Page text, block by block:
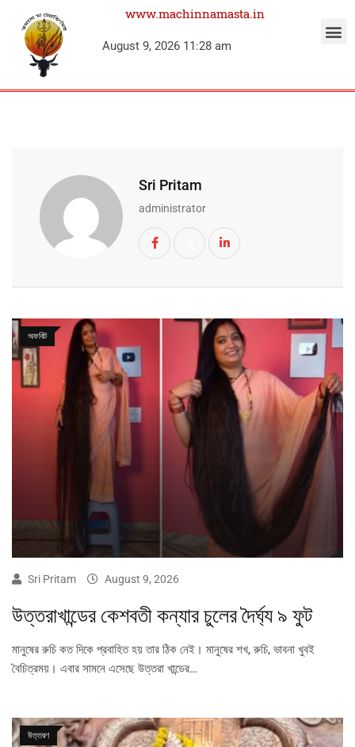
www.machinnamasta.in
August 9, 2026 11:28 am
Sri Pritam
administrator
অফবিট
Sri Pritam August 9, 2026
উত্তরাখান্ডের কেশবতী কন্যার চুলের দৈর্ঘ্য ৯ ফুট
মানুষের রুচি কত দিকে প্রবাহিত হয় তার ঠিক নেই। মানুষের শখ, রুচি, ভাবনা খুবই
বৈচিত্রময়। এবার সামনে এসেছে উত্তরা খান্ডের…
উত্তরণ